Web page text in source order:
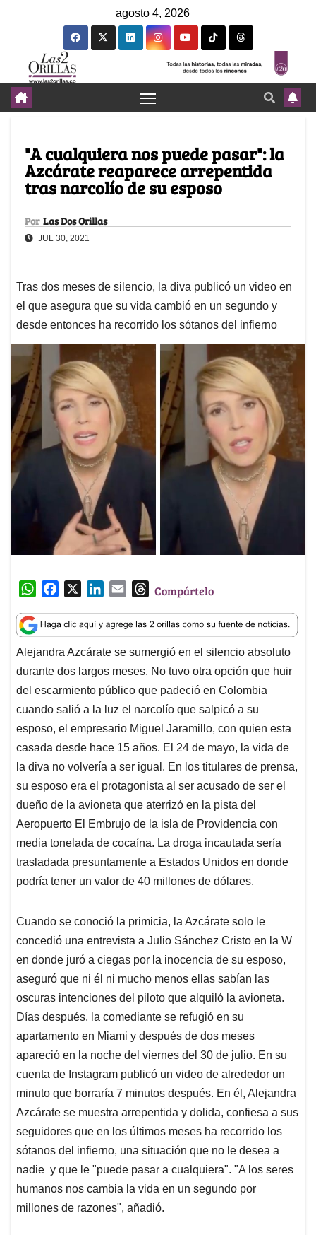
agosto 4, 2026
"A cualquiera nos puede pasar": la
Azcárate reaparece arrepentida
tras narcolío de su esposo
Por Las Dos Orillas
JUL 30, 2021
Tras dos meses de silencio, la diva publicó un video en
el que asegura que su vida cambió en un segundo y
desde entonces ha recorrido los sótanos del infierno
W
a
t
s
A
p
p
c
e
b
o
o
k
n
k
e
d
I
n
a
i
l
T
r
e
a
d
s
Compártelo
Alejandra Azcárate se sumergió en el silencio absoluto
durante dos largos meses. No tuvo otra opción que huir
del escarmiento público que padeció en Colombia
cuando salió a la luz el narcolío que salpicó a su
esposo, el empresario Miguel Jaramillo, con quien esta
casada desde hace 15 años. El 24 de mayo, la vida de
la diva no volvería a ser igual. En los titulares de prensa,
su esposo era el protagonista al ser acusado de ser el
dueño de la avioneta que aterrizó en la pista del
Aeropuerto El Embrujo de la isla de Providencia con
media tonelada de cocaína. La droga incautada sería
trasladada presuntamente a Estados Unidos en donde
podría tener un valor de 40 millones de dólares.
Cuando se conoció la primicia, la Azcárate solo le
concedió una entrevista a Julio Sánchez Cristo en la W
en donde juró a ciegas por la inocencia de su esposo,
aseguró que ni él ni mucho menos ellas sabían las
oscuras intenciones del piloto que alquiló la avioneta.
Días después, la comediante se refugió en su
apartamento en Miami y después de dos meses
apareció en la noche del viernes del 30 de julio. En su
cuenta de Instagram publicó un video de alrededor un
minuto que borraría 7 minutos después. En él, Alejandra
Azcárate se muestra arrepentida y dolida, confiesa a sus
seguidores que en los últimos meses ha recorrido los
sótanos del infierno, una situación que no le desea a
nadie y que le "puede pasar a cualquiera". "A los seres
humanos nos cambia la vida en un segundo por
millones de razones", añadió.